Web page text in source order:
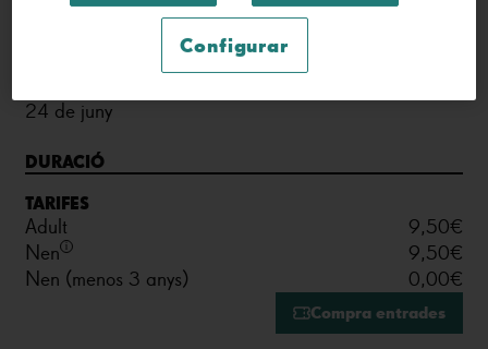
24 de juny
10:00 h
DURACIÓ
TARIFES
Adult
9,50€
Nen
9,50€
Nen (menos 3 anys)
0,00€
Compra entrades
Configurar